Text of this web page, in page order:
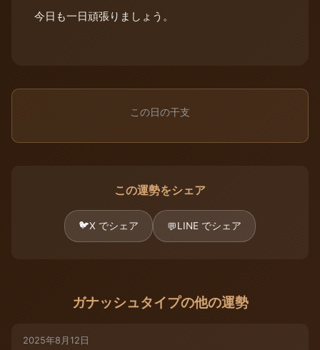
今日も一日頑張りましょう。
この日の干支
この運勢をシェア
🐦X でシェア 💬LINE でシェア
ガナッシュタイプの他の運勢
2025年8月12日